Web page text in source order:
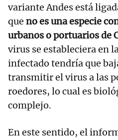
variante Andes está
que no es una especie
urbanos o portuarios de
virus se estableciera en
infectado tendría que
transmitir el virus a las
roedores, lo cual es
complejo.
En este sentido, el